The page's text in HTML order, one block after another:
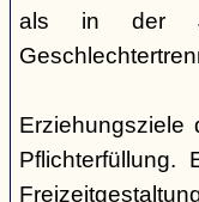
als in der
Erziehungsziele
Pflichterfüllung.